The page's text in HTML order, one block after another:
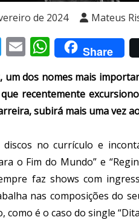
de 2024 Mateus
Twitter
Email Share
um dos nomes mais
recentemente
subirá mais uma vez
discos no currículo e
o Fim do Mundo” e
faz shows com
nas composições do
como é o caso do single